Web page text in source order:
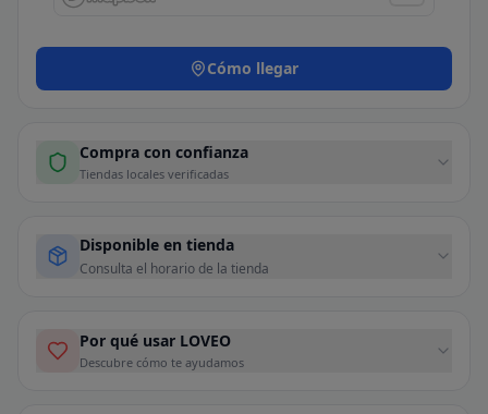
Cómo llegar
Compra con confianza
Tiendas locales verificadas
Disponible en tienda
Consulta el horario de la tienda
Por qué usar LOVEO
Descubre cómo te ayudamos